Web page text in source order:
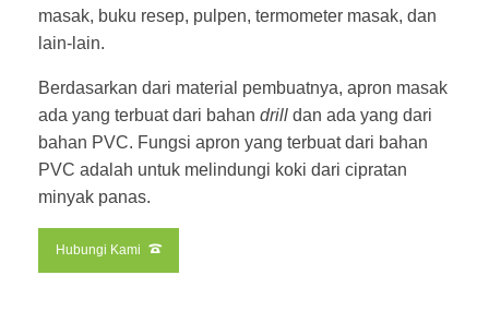
masak, buku resep, pulpen, termometer masak, dan
lain-lain.
Berdasarkan dari material pembuatnya, apron masak
ada yang terbuat dari bahan drill dan ada yang dari
bahan PVC. Fungsi apron yang terbuat dari bahan
PVC adalah untuk melindungi koki dari cipratan
minyak panas.
Hubungi Kami